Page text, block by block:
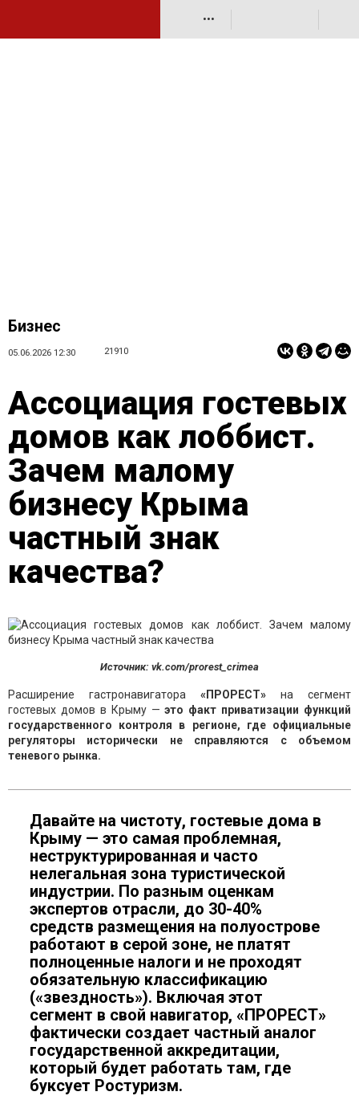
•••
Бизнес
05.06.2026 12:30 21910
Ассоциация гостевых
домов как лоббист.
Зачем малому
бизнесу Крыма
частный знак
качества?
Источник: vk.com/prorest_crimea
Расширение гастронавигатора «ПРОРЕСТ» на сегмент
гостевых домов в Крыму —это факт приватизации функций
государственного контроля в регионе, где официальные
регуляторы исторически не справляются с объемом
теневого рынка.
Давайте на чистоту, гостевые дома в
Крыму — это самая проблемная,
неструктурированная и часто
нелегальная зона туристической
индустрии. По разным оценкам
экспертов отрасли, до 30-40%
средств размещения на полуострове
работают в серой зоне, не платят
полноценные налоги и не проходят
обязательную классификацию
(«звездность»). Включая этот
сегмент в свой навигатор, «ПРОРЕСТ»
фактически создает частный аналог
государственной аккредитации,
который будет работать там, где
буксует Ростуризм.